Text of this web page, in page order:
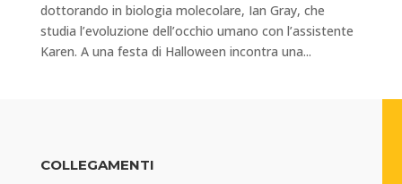
dottorando in biologia molecolare, Ian Gray, che
studia l’evoluzione dell’occhio umano con l’assistente
Karen. A una festa di Halloween incontra una...
COLLEGAMENTI